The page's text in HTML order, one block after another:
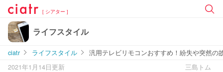
[ シアター ]
ライフスタイル
ciatr ライフスタイル
汎用テレビリモコンおすすめ！紛失や突然
2021年1月14日更新
三島トム